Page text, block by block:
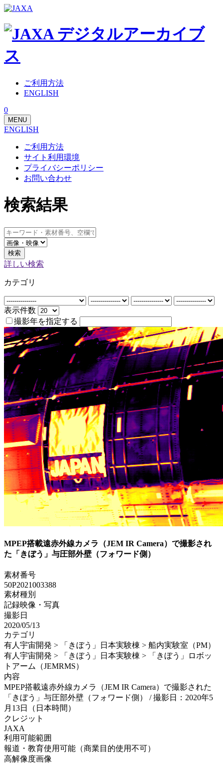
ご利用方法
ENGLISH
0
MENU
ENGLISH
ご利用方法
サイト利用環境
プライバシーポリシー
お問い合わせ
検索結果
検索
詳しい検索
カテゴリ
表示件数
撮影年を指定する
MPEP搭載遠赤外線カメラ（JEM IR Camera）で撮影され
た「きぼう」与圧部外壁（フォワード側）
素材番号
50P2021003388
素材種別
記録映像・写真
撮影日
2020/05/13
カテゴリ
有人宇宙開発 > 「きぼう」日本実験棟 > 船内実験室（PM）
有人宇宙開発 > 「きぼう」日本実験棟 > 「きぼう」ロボッ
トアーム（JEMRMS）
内容
MPEP搭載遠赤外線カメラ（JEM IR Camera）で撮影された
「きぼう」与圧部外壁（フォワード側） / 撮影日：2020年5
月13日（日本時間）
クレジット
JAXA
利用可能範囲
報道・教育使用可能（商業目的使用不可）
高解像度画像